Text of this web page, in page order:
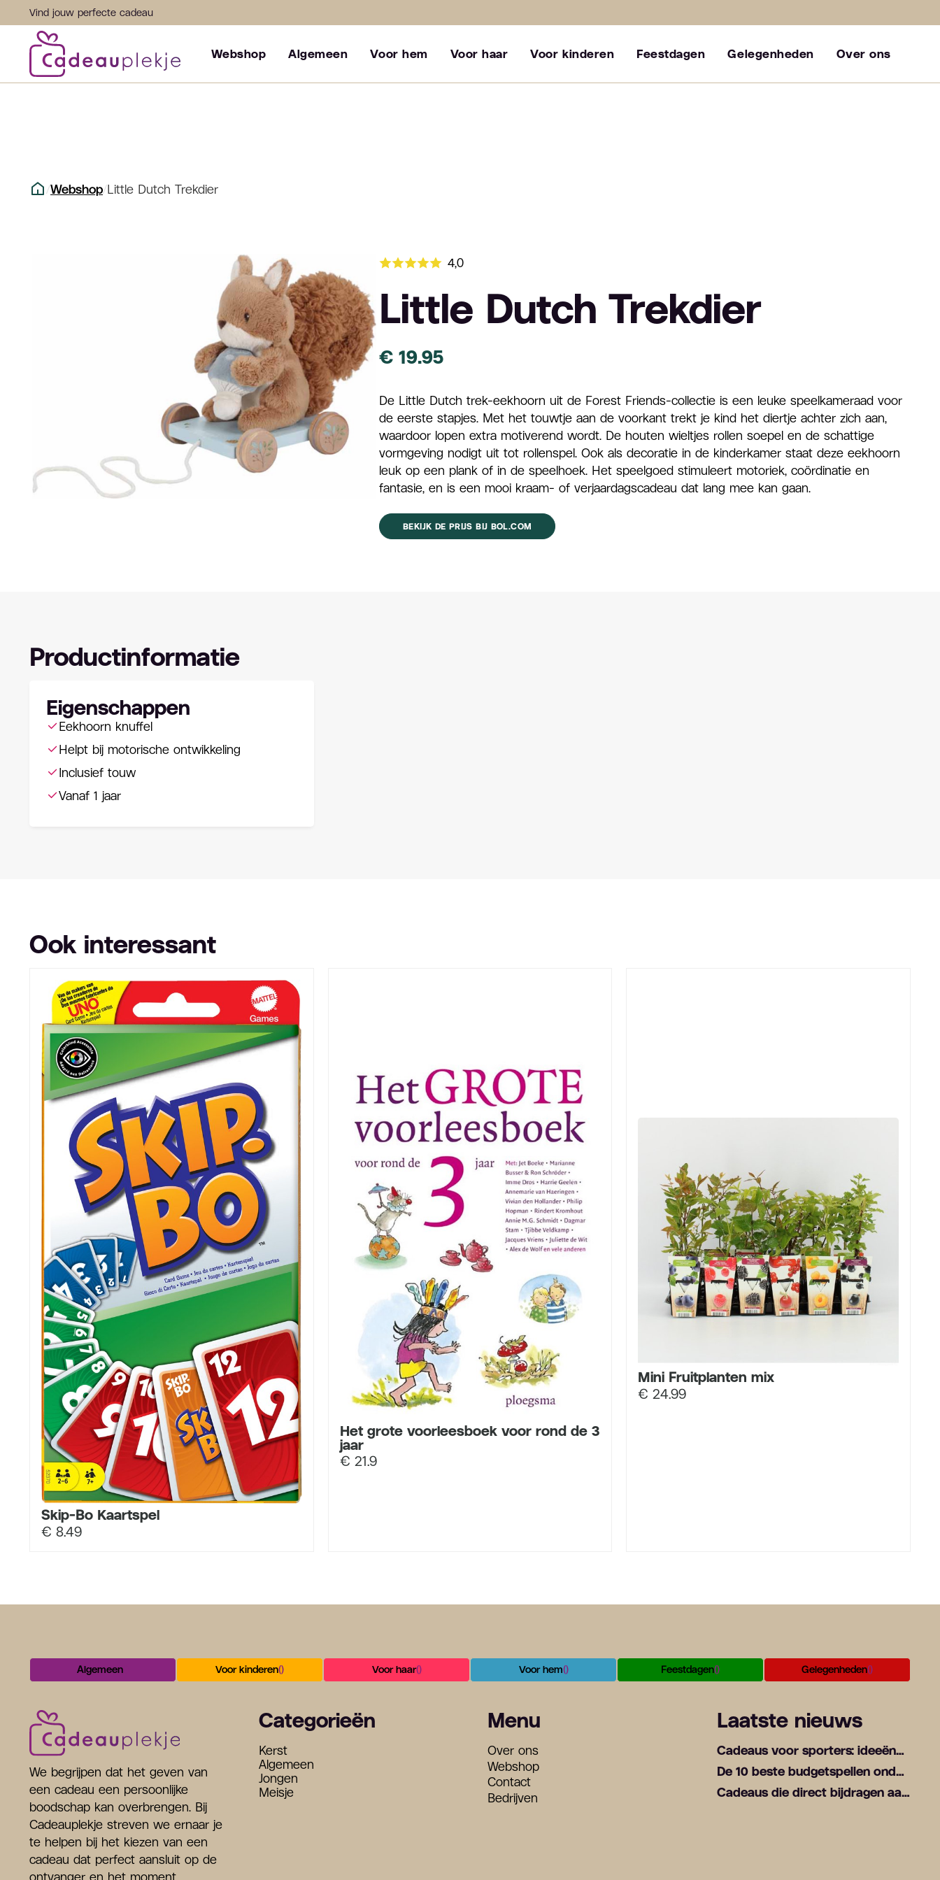
Vind jouw perfecte cadeau
Webshop Algemeen Voor hem Voor haar Voor kinderen Feestdagen Gelegenheden Over ons
/Webshop/Little Dutch Trekdier
4,0
Little Dutch Trekdier
€ 19.95
De Little Dutch trek-eekhoorn uit de Forest Friends-collectie is een leuke speelkameraad voor
de eerste stapjes. Met het touwtje aan de voorkant trekt je kind het diertje achter zich aan,
waardoor lopen extra motiverend wordt. De houten wieltjes rollen soepel en de schattige
vormgeving nodigt uit tot rollenspel. Ook als decoratie in de kinderkamer staat deze eekhoorn
leuk op een plank of in de speelhoek. Het speelgoed stimuleert motoriek, coördinatie en
fantasie, en is een mooi kraam- of verjaardagscadeau dat lang mee kan gaan.
BEKIJK DE PRIJS BIJ BOL.COM
Productinformatie
Eigenschappen
Eekhoorn knuffel
Helpt bij motorische ontwikkeling
Inclusief touw
Vanaf 1 jaar
Ook interessant
Skip-Bo Kaartspel
€ 8.49
Het grote voorleesboek voor rond de 3
jaar
€ 21.9
Mini Fruitplanten mix
€24.99
Algemeen Voor kinderen() Voor haar() Voor hem() Feestdagen() Gelegenheden()
We begrijpen dat het geven van
een cadeau een persoonlijke
boodschap kan overbrengen. Bij
Cadeauplekje streven we ernaar je
te helpen bij het kiezen van een
cadeau dat perfect aansluit op de
ontvanger en het moment.
Categorieën
Kerst
Algemeen
Jongen
Meisje
Menu
Over ons
Webshop
Contact
Bedrijven
Laatste nieuws
Cadeaus voor sporters: ideeën
voor fitnessliefhebbers
De 10 beste budgetspellen onder
€15 voor verrassend veel
speelplezier
Cadeaus die direct bijdragen aan